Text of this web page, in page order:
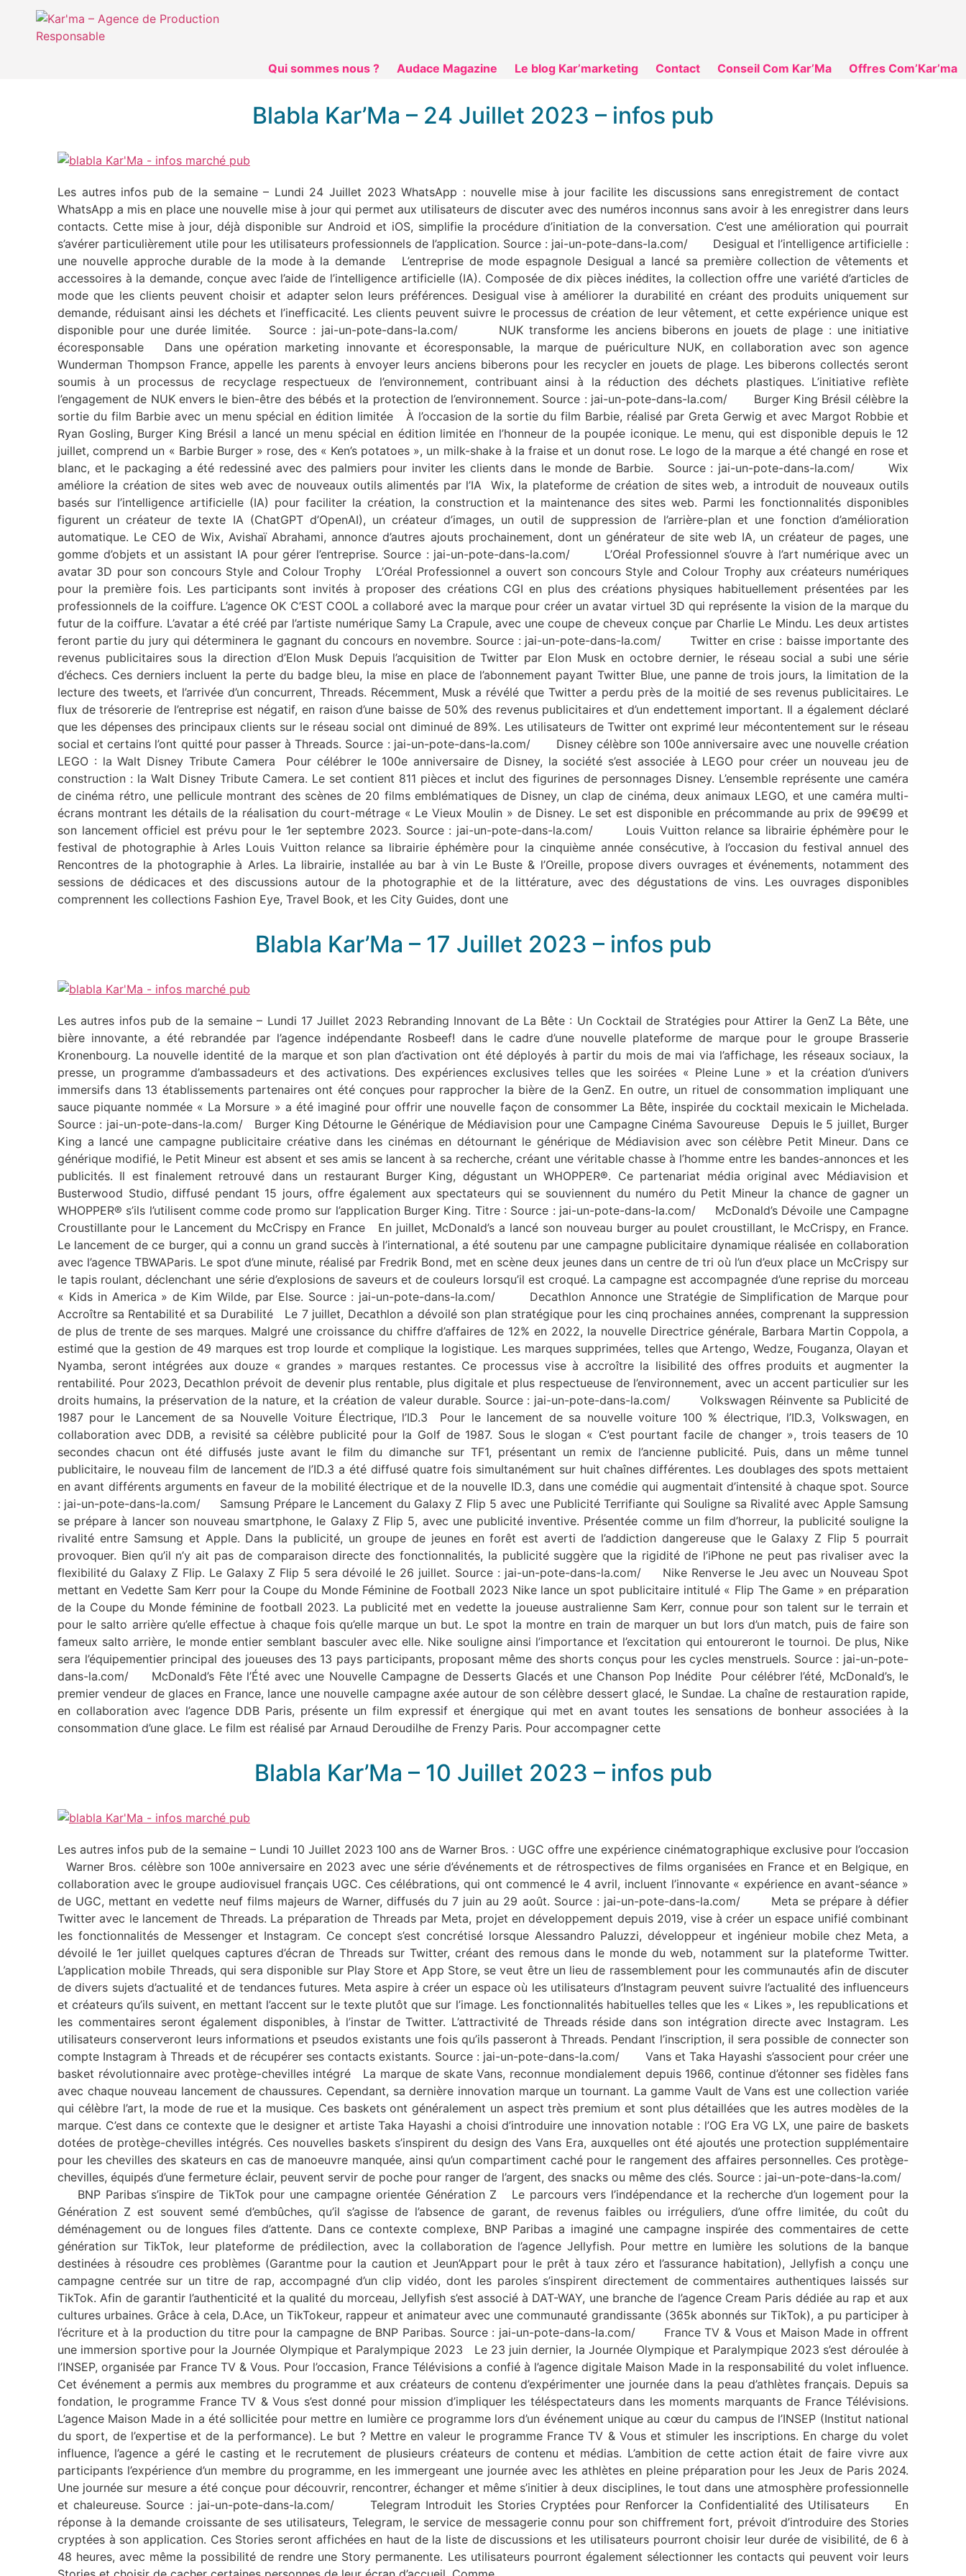
Qui sommes nous ? Audace Magazine Le blog Kar’marketing Contact Conseil Com Kar’Ma Offres Com’Kar’ma
Blabla Kar’Ma – 24 Juillet 2023 – infos pub
Les autres infos pub de la semaine – Lundi 24 Juillet 2023 WhatsApp : nouvelle mise à jour facilite les discussions sans enregistrement de contact
WhatsApp a mis en place une nouvelle mise à jour qui permet aux utilisateurs de discuter avec des numéros inconnus sans avoir à les enregistrer dans leurs
contacts. Cette mise à jour, déjà disponible sur Android et iOS, simplifie la procédure d’initiation de la conversation. C’est une amélioration qui pourrait
s’avérer particulièrement utile pour les utilisateurs professionnels de l’application. Source : jai-un-pote-dans-la.com/ Desigual et l’intelligence artificielle :
une nouvelle approche durable de la mode à la demande L’entreprise de mode espagnole Desigual a lancé sa première collection de vêtements et
accessoires à la demande, conçue avec l’aide de l’intelligence artificielle (IA). Composée de dix pièces inédites, la collection offre une variété d’articles de
mode que les clients peuvent choisir et adapter selon leurs préférences. Desigual vise à améliorer la durabilité en créant des produits uniquement sur
demande, réduisant ainsi les déchets et l’inefficacité. Les clients peuvent suivre le processus de création de leur vêtement, et cette expérience unique est
disponible pour une durée limitée. Source : jai-un-pote-dans-la.com/ NUK transforme les anciens biberons en jouets de plage : une initiative
écoresponsable Dans une opération marketing innovante et écoresponsable, la marque de puériculture NUK, en collaboration avec son agence
Wunderman Thompson France, appelle les parents à envoyer leurs anciens biberons pour les recycler en jouets de plage. Les biberons collectés seront
soumis à un processus de recyclage respectueux de l’environnement, contribuant ainsi à la réduction des déchets plastiques. L’initiative reflète
l’engagement de NUK envers le bien-être des bébés et la protection de l’environnement. Source : jai-un-pote-dans-la.com/ Burger King Brésil célèbre la
sortie du film Barbie avec un menu spécial en édition limitée À l’occasion de la sortie du film Barbie, réalisé par Greta Gerwig et avec Margot Robbie et
Ryan Gosling, Burger King Brésil a lancé un menu spécial en édition limitée en l’honneur de la poupée iconique. Le menu, qui est disponible depuis le 12
juillet, comprend un « Barbie Burger » rose, des « Ken’s potatoes », un milk-shake à la fraise et un donut rose. Le logo de la marque a été changé en rose et
blanc, et le packaging a été redessiné avec des palmiers pour inviter les clients dans le monde de Barbie. Source : jai-un-pote-dans-la.com/ Wix
améliore la création de sites web avec de nouveaux outils alimentés par l’IA Wix, la plateforme de création de sites web, a introduit de nouveaux outils
basés sur l’intelligence artificielle (IA) pour faciliter la création, la construction et la maintenance des sites web. Parmi les fonctionnalités disponibles
figurent un créateur de texte IA (ChatGPT d’OpenAI), un créateur d’images, un outil de suppression de l’arrière-plan et une fonction d’amélioration
automatique. Le CEO de Wix, Avishaï Abrahami, annonce d’autres ajouts prochainement, dont un générateur de site web IA, un créateur de pages, une
gomme d’objets et un assistant IA pour gérer l’entreprise. Source : jai-un-pote-dans-la.com/ L’Oréal Professionnel s’ouvre à l’art numérique avec un
avatar 3D pour son concours Style and Colour Trophy L’Oréal Professionnel a ouvert son concours Style and Colour Trophy aux créateurs numériques
pour la première fois. Les participants sont invités à proposer des créations CGI en plus des créations physiques habituellement présentées par les
professionnels de la coiffure. L’agence OK C’EST COOL a collaboré avec la marque pour créer un avatar virtuel 3D qui représente la vision de la marque du
futur de la coiffure. L’avatar a été créé par l’artiste numérique Samy La Crapule, avec une coupe de cheveux conçue par Charlie Le Mindu. Les deux artistes
feront partie du jury qui déterminera le gagnant du concours en novembre. Source : jai-un-pote-dans-la.com/ Twitter en crise : baisse importante des
revenus publicitaires sous la direction d’Elon Musk Depuis l’acquisition de Twitter par Elon Musk en octobre dernier, le réseau social a subi une série
d’échecs. Ces derniers incluent la perte du badge bleu, la mise en place de l’abonnement payant Twitter Blue, une panne de trois jours, la limitation de la
lecture des tweets, et l’arrivée d’un concurrent, Threads. Récemment, Musk a révélé que Twitter a perdu près de la moitié de ses revenus publicitaires. Le
flux de trésorerie de l’entreprise est négatif, en raison d’une baisse de 50% des revenus publicitaires et d’un endettement important. Il a également déclaré
que les dépenses des principaux clients sur le réseau social ont diminué de 89%. Les utilisateurs de Twitter ont exprimé leur mécontentement sur le réseau
social et certains l’ont quitté pour passer à Threads. Source : jai-un-pote-dans-la.com/ Disney célèbre son 100e anniversaire avec une nouvelle création
LEGO : la Walt Disney Tribute Camera Pour célébrer le 100e anniversaire de Disney, la société s’est associée à LEGO pour créer un nouveau jeu de
construction : la Walt Disney Tribute Camera. Le set contient 811 pièces et inclut des figurines de personnages Disney. L’ensemble représente une caméra
de cinéma rétro, une pellicule montrant des scènes de 20 films emblématiques de Disney, un clap de cinéma, deux animaux LEGO, et une caméra multi-
écrans montrant les détails de la réalisation du court-métrage « Le Vieux Moulin » de Disney. Le set est disponible en précommande au prix de 99€99 et
son lancement officiel est prévu pour le 1er septembre 2023. Source : jai-un-pote-dans-la.com/ Louis Vuitton relance sa librairie éphémère pour le
festival de photographie à Arles Louis Vuitton relance sa librairie éphémère pour la cinquième année consécutive, à l’occasion du festival annuel des
Rencontres de la photographie à Arles. La librairie, installée au bar à vin Le Buste & l’Oreille, propose divers ouvrages et événements, notamment des
sessions de dédicaces et des discussions autour de la photographie et de la littérature, avec des dégustations de vins. Les ouvrages disponibles
comprennent les collections Fashion Eye, Travel Book, et les City Guides, dont une
Blabla Kar’Ma – 17 Juillet 2023 – infos pub
Les autres infos pub de la semaine – Lundi 17 Juillet 2023 Rebranding Innovant de La Bête : Un Cocktail de Stratégies pour Attirer la GenZ La Bête, une
bière innovante, a été rebrandée par l’agence indépendante Rosbeef! dans le cadre d’une nouvelle plateforme de marque pour le groupe Brasserie
Kronenbourg. La nouvelle identité de la marque et son plan d’activation ont été déployés à partir du mois de mai via l’affichage, les réseaux sociaux, la
presse, un programme d’ambassadeurs et des activations. Des expériences exclusives telles que les soirées « Pleine Lune » et la création d’univers
immersifs dans 13 établissements partenaires ont été conçues pour rapprocher la bière de la GenZ. En outre, un rituel de consommation impliquant une
sauce piquante nommée « La Morsure » a été imaginé pour offrir une nouvelle façon de consommer La Bête, inspirée du cocktail mexicain le Michelada.
Source : jai-un-pote-dans-la.com/ Burger King Détourne le Générique de Médiavision pour une Campagne Cinéma Savoureuse Depuis le 5 juillet, Burger
King a lancé une campagne publicitaire créative dans les cinémas en détournant le générique de Médiavision avec son célèbre Petit Mineur. Dans ce
générique modifié, le Petit Mineur est absent et ses amis se lancent à sa recherche, créant une véritable chasse à l’homme entre les bandes-annonces et les
publicités. Il est finalement retrouvé dans un restaurant Burger King, dégustant un WHOPPER®. Ce partenariat média original avec Médiavision et
Busterwood Studio, diffusé pendant 15 jours, offre également aux spectateurs qui se souviennent du numéro du Petit Mineur la chance de gagner un
WHOPPER® s’ils l’utilisent comme code promo sur l’application Burger King. Titre : Source : jai-un-pote-dans-la.com/ McDonald’s Dévoile une Campagne
Croustillante pour le Lancement du McCrispy en France En juillet, McDonald’s a lancé son nouveau burger au poulet croustillant, le McCrispy, en France.
Le lancement de ce burger, qui a connu un grand succès à l’international, a été soutenu par une campagne publicitaire dynamique réalisée en collaboration
avec l’agence TBWAParis. Le spot d’une minute, réalisé par Fredrik Bond, met en scène deux jeunes dans un centre de tri où l’un d’eux place un McCrispy sur
le tapis roulant, déclenchant une série d’explosions de saveurs et de couleurs lorsqu’il est croqué. La campagne est accompagnée d’une reprise du morceau
« Kids in America » de Kim Wilde, par Else. Source : jai-un-pote-dans-la.com/ Decathlon Annonce une Stratégie de Simplification de Marque pour
Accroître sa Rentabilité et sa Durabilité Le 7 juillet, Decathlon a dévoilé son plan stratégique pour les cinq prochaines années, comprenant la suppression
de plus de trente de ses marques. Malgré une croissance du chiffre d’affaires de 12% en 2022, la nouvelle Directrice générale, Barbara Martin Coppola, a
estimé que la gestion de 49 marques est trop lourde et complique la logistique. Les marques supprimées, telles que Artengo, Wedze, Fouganza, Olayan et
Nyamba, seront intégrées aux douze « grandes » marques restantes. Ce processus vise à accroître la lisibilité des offres produits et augmenter la
rentabilité. Pour 2023, Decathlon prévoit de devenir plus rentable, plus digitale et plus respectueuse de l’environnement, avec un accent particulier sur les
droits humains, la préservation de la nature, et la création de valeur durable. Source : jai-un-pote-dans-la.com/ Volkswagen Réinvente sa Publicité de
1987 pour le Lancement de sa Nouvelle Voiture Électrique, l’ID.3 Pour le lancement de sa nouvelle voiture 100 % électrique, l’ID.3, Volkswagen, en
collaboration avec DDB, a revisité sa célèbre publicité pour la Golf de 1987. Sous le slogan « C’est pourtant facile de changer », trois teasers de 10
secondes chacun ont été diffusés juste avant le film du dimanche sur TF1, présentant un remix de l’ancienne publicité. Puis, dans un même tunnel
publicitaire, le nouveau film de lancement de l’ID.3 a été diffusé quatre fois simultanément sur huit chaînes différentes. Les doublages des spots mettaient
en avant différents arguments en faveur de la mobilité électrique et de la nouvelle ID.3, dans une comédie qui augmentait d’intensité à chaque spot. Source
: jai-un-pote-dans-la.com/ Samsung Prépare le Lancement du Galaxy Z Flip 5 avec une Publicité Terrifiante qui Souligne sa Rivalité avec Apple Samsung
se prépare à lancer son nouveau smartphone, le Galaxy Z Flip 5, avec une publicité inventive. Présentée comme un film d’horreur, la publicité souligne la
rivalité entre Samsung et Apple. Dans la publicité, un groupe de jeunes en forêt est averti de l’addiction dangereuse que le Galaxy Z Flip 5 pourrait
provoquer. Bien qu’il n’y ait pas de comparaison directe des fonctionnalités, la publicité suggère que la rigidité de l’iPhone ne peut pas rivaliser avec la
flexibilité du Galaxy Z Flip. Le Galaxy Z Flip 5 sera dévoilé le 26 juillet. Source : jai-un-pote-dans-la.com/ Nike Renverse le Jeu avec un Nouveau Spot
mettant en Vedette Sam Kerr pour la Coupe du Monde Féminine de Football 2023 Nike lance un spot publicitaire intitulé « Flip The Game » en préparation
de la Coupe du Monde féminine de football 2023. La publicité met en vedette la joueuse australienne Sam Kerr, connue pour son talent sur le terrain et
pour le salto arrière qu’elle effectue à chaque fois qu’elle marque un but. Le spot la montre en train de marquer un but lors d’un match, puis de faire son
fameux salto arrière, le monde entier semblant basculer avec elle. Nike souligne ainsi l’importance et l’excitation qui entoureront le tournoi. De plus, Nike
sera l’équipementier principal des joueuses des 13 pays participants, proposant même des shorts conçus pour les cycles menstruels. Source : jai-un-pote-
dans-la.com/ McDonald’s Fête l’Été avec une Nouvelle Campagne de Desserts Glacés et une Chanson Pop Inédite Pour célébrer l’été, McDonald’s, le
premier vendeur de glaces en France, lance une nouvelle campagne axée autour de son célèbre dessert glacé, le Sundae. La chaîne de restauration rapide,
en collaboration avec l’agence DDB Paris, présente un film expressif et énergique qui met en avant toutes les sensations de bonheur associées à la
consommation d’une glace. Le film est réalisé par Arnaud Deroudilhe de Frenzy Paris. Pour accompagner cette
Blabla Kar’Ma – 10 Juillet 2023 – infos pub
Les autres infos pub de la semaine – Lundi 10 Juillet 2023 100 ans de Warner Bros. : UGC offre une expérience cinématographique exclusive pour l’occasion
Warner Bros. célèbre son 100e anniversaire en 2023 avec une série d’événements et de rétrospectives de films organisées en France et en Belgique, en
collaboration avec le groupe audiovisuel français UGC. Ces célébrations, qui ont commencé le 4 avril, incluent l’innovante « expérience en avant-séance »
de UGC, mettant en vedette neuf films majeurs de Warner, diffusés du 7 juin au 29 août. Source : jai-un-pote-dans-la.com/ Meta se prépare à défier
Twitter avec le lancement de Threads. La préparation de Threads par Meta, projet en développement depuis 2019, vise à créer un espace unifié combinant
les fonctionnalités de Messenger et Instagram. Ce concept s’est concrétisé lorsque Alessandro Paluzzi, développeur et ingénieur mobile chez Meta, a
dévoilé le 1er juillet quelques captures d’écran de Threads sur Twitter, créant des remous dans le monde du web, notamment sur la plateforme Twitter.
L’application mobile Threads, qui sera disponible sur Play Store et App Store, se veut être un lieu de rassemblement pour les communautés afin de discuter
de divers sujets d’actualité et de tendances futures. Meta aspire à créer un espace où les utilisateurs d’Instagram peuvent suivre l’actualité des influenceurs
et créateurs qu’ils suivent, en mettant l’accent sur le texte plutôt que sur l’image. Les fonctionnalités habituelles telles que les « Likes », les republications et
les commentaires seront également disponibles, à l’instar de Twitter. L’attractivité de Threads réside dans son intégration directe avec Instagram. Les
utilisateurs conserveront leurs informations et pseudos existants une fois qu’ils passeront à Threads. Pendant l’inscription, il sera possible de connecter son
compte Instagram à Threads et de récupérer ses contacts existants. Source : jai-un-pote-dans-la.com/ Vans et Taka Hayashi s’associent pour créer une
basket révolutionnaire avec protège-chevilles intégré La marque de skate Vans, reconnue mondialement depuis 1966, continue d’étonner ses fidèles fans
avec chaque nouveau lancement de chaussures. Cependant, sa dernière innovation marque un tournant. La gamme Vault de Vans est une collection variée
qui célèbre l’art, la mode de rue et la musique. Ces baskets ont généralement un aspect très premium et sont plus détaillées que les autres modèles de la
marque. C’est dans ce contexte que le designer et artiste Taka Hayashi a choisi d’introduire une innovation notable : l’OG Era VG LX, une paire de baskets
dotées de protège-chevilles intégrés. Ces nouvelles baskets s’inspirent du design des Vans Era, auxquelles ont été ajoutés une protection supplémentaire
pour les chevilles des skateurs en cas de manoeuvre manquée, ainsi qu’un compartiment caché pour le rangement des affaires personnelles. Ces protège-
chevilles, équipés d’une fermeture éclair, peuvent servir de poche pour ranger de l’argent, des snacks ou même des clés. Source : jai-un-pote-dans-la.com/
BNP Paribas s’inspire de TikTok pour une campagne orientée Génération Z Le parcours vers l’indépendance et la recherche d’un logement pour la
Génération Z est souvent semé d’embûches, qu’il s’agisse de l’absence de garant, de revenus faibles ou irréguliers, d’une offre limitée, du coût du
déménagement ou de longues files d’attente. Dans ce contexte complexe, BNP Paribas a imaginé une campagne inspirée des commentaires de cette
génération sur TikTok, leur plateforme de prédilection, avec la collaboration de l’agence Jellyfish. Pour mettre en lumière les solutions de la banque
destinées à résoudre ces problèmes (Garantme pour la caution et Jeun’Appart pour le prêt à taux zéro et l’assurance habitation), Jellyfish a conçu une
campagne centrée sur un titre de rap, accompagné d’un clip vidéo, dont les paroles s’inspirent directement de commentaires authentiques laissés sur
TikTok. Afin de garantir l’authenticité et la qualité du morceau, Jellyfish s’est associé à DAT-WAY, une branche de l’agence Cream Paris dédiée au rap et aux
cultures urbaines. Grâce à cela, D.Ace, un TikTokeur, rappeur et animateur avec une communauté grandissante (365k abonnés sur TikTok), a pu participer à
l’écriture et à la production du titre pour la campagne de BNP Paribas. Source : jai-un-pote-dans-la.com/ France TV & Vous et Maison Made in offrent
une immersion sportive pour la Journée Olympique et Paralympique 2023 Le 23 juin dernier, la Journée Olympique et Paralympique 2023 s’est déroulée à
l’INSEP, organisée par France TV & Vous. Pour l’occasion, France Télévisions a confié à l’agence digitale Maison Made in la responsabilité du volet influence.
Cet événement a permis aux membres du programme et aux créateurs de contenu d’expérimenter une journée dans la peau d’athlètes français. Depuis sa
fondation, le programme France TV & Vous s’est donné pour mission d’impliquer les téléspectateurs dans les moments marquants de France Télévisions.
L’agence Maison Made in a été sollicitée pour mettre en lumière ce programme lors d’un événement unique au cœur du campus de l’INSEP (Institut national
du sport, de l’expertise et de la performance). Le but ? Mettre en valeur le programme France TV & Vous et stimuler les inscriptions. En charge du volet
influence, l’agence a géré le casting et le recrutement de plusieurs créateurs de contenu et médias. L’ambition de cette action était de faire vivre aux
participants l’expérience d’un membre du programme, en les immergeant une journée avec les athlètes en pleine préparation pour les Jeux de Paris 2024.
Une journée sur mesure a été conçue pour découvrir, rencontrer, échanger et même s’initier à deux disciplines, le tout dans une atmosphère professionnelle
et chaleureuse. Source : jai-un-pote-dans-la.com/ Telegram Introduit les Stories Cryptées pour Renforcer la Confidentialité des Utilisateurs En
réponse à la demande croissante de ses utilisateurs, Telegram, le service de messagerie connu pour son chiffrement fort, prévoit d’introduire des Stories
cryptées à son application. Ces Stories seront affichées en haut de la liste de discussions et les utilisateurs pourront choisir leur durée de visibilité, de 6 à
48 heures, avec même la possibilité de rendre une Story permanente. Les utilisateurs pourront également sélectionner les contacts qui peuvent voir leurs